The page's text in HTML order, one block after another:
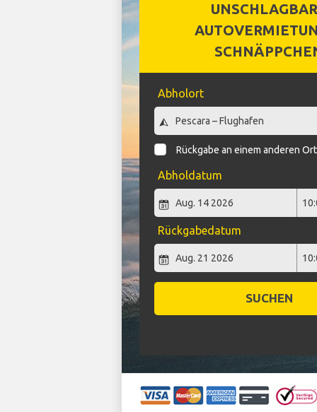
Abholort
Rückgabe an einem anderen Ort
Abholdatum
Rückgabedatum
SUCHEN